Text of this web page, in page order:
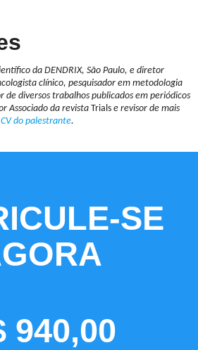
da DENDRIX, São Paulo, e diretor
clínico, pesquisador em metodologia
de diversos trabalhos publicados em periódicos
Associado da revista Trialse revisor de mais
CV do palestrante.
SE
940,00